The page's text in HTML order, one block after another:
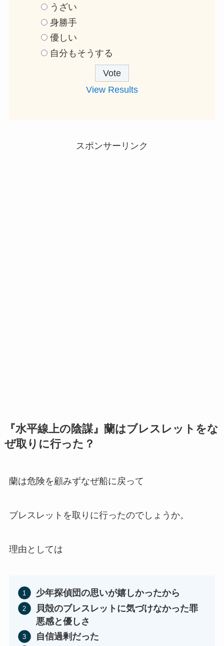
うざい
身勝手
優しい
自分もそうする
View Results
スポンサーリンク
『水平線上の陰謀』蘭はブレスレットをな
ぜ取りに行った？
蘭は危険を顧みずなぜ船に戻って
ブレスレットを取りに行ったのでしょうか。
理由としては
少年探偵団の思いが嬉しかったから
貝殻のブレスレットに気づけなかった罪
悪感と優しさ
自信過剰だった